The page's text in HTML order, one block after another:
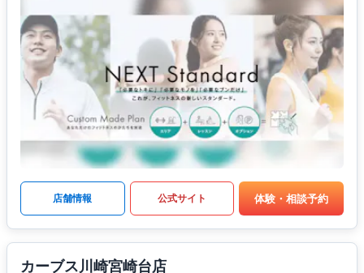
店舗情報 公式サイト 体験・相談予約
カーブス川崎宮崎台店